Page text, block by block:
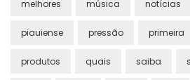
melhores música notícias
piauiense pressão primeira
produtos quais saiba